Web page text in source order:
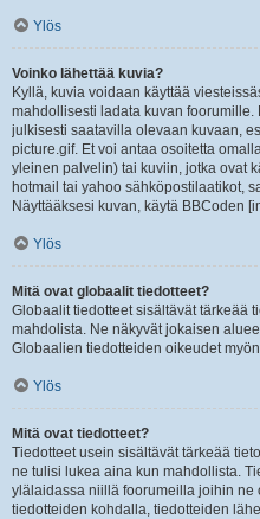
Ylös
Voinko lähettää kuvia?
Kyllä, kuvia voidaan käyttää
mahdollisesti ladata kuvan foorumille.
julkisesti saatavilla olevaan kuvaan,
picture.gif. Et voi antaa osoitetta
yleinen palvelin) tai kuviin, jotka ovat
hotmail tai yahoo sähköpostilaatikot,
Näyttääksesi kuvan, käytä BBCoden
Ylös
Mitä ovat globaalit tiedotteet?
Globaalit tiedotteet sisältävät tärkeää
mahdolista. Ne näkyvät jokaisen
Globaalien tiedotteiden oikeudet
Ylös
Mitä ovat tiedotteet?
Tiedotteet usein sisältävät tärkeää
ne tulisi lukea aina kun mahdollista.
ylälaidassa niillä foorumeilla joihin ne
tiedotteiden kohdalla, tiedotteiden